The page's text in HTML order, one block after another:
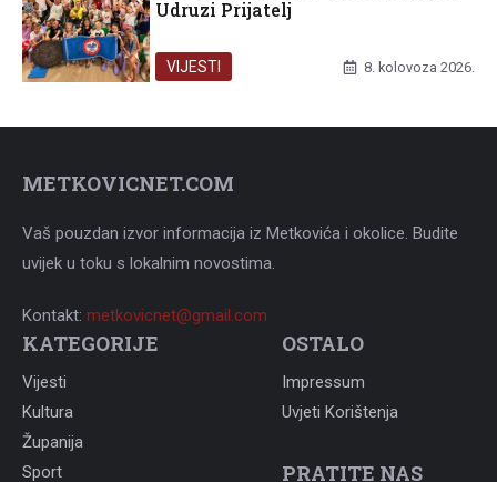
Udruzi Prijatelj
VIJESTI 8. kolovoza 2026.
METKOVICNET.COM
Vaš pouzdan izvor informacija iz Metkovića i okolice. Budite
uvijek u toku s lokalnim novostima.
Kontakt: metkovicnet@gmail.com
KATEGORIJE
Vijesti
Kultura
Županija
Sport
OSTALO
Impressum
Uvjeti Korištenja
PRATITE NAS